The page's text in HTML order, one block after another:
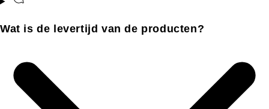
Wat is de levertijd van de producten?